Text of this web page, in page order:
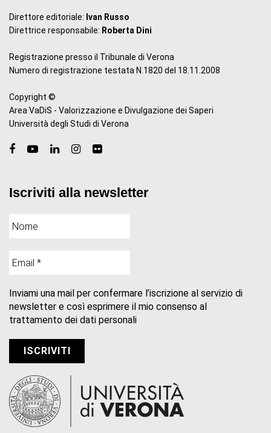
Direttore editoriale: Ivan Russo
Direttrice responsabile: Roberta Dini
Registrazione presso il Tribunale di Verona
Numero di registrazione testata N.1820 del 18.11.2008
Copyright ©
Area VaDiS - Valorizzazione e Divulgazione dei Saperi
Università degli Studi di Verona
Iscriviti alla newsletter
Inviami una mail per confermare l’iscrizione al servizio di
newsletter e così esprimere il mio consenso al
trattamento dei dati personali